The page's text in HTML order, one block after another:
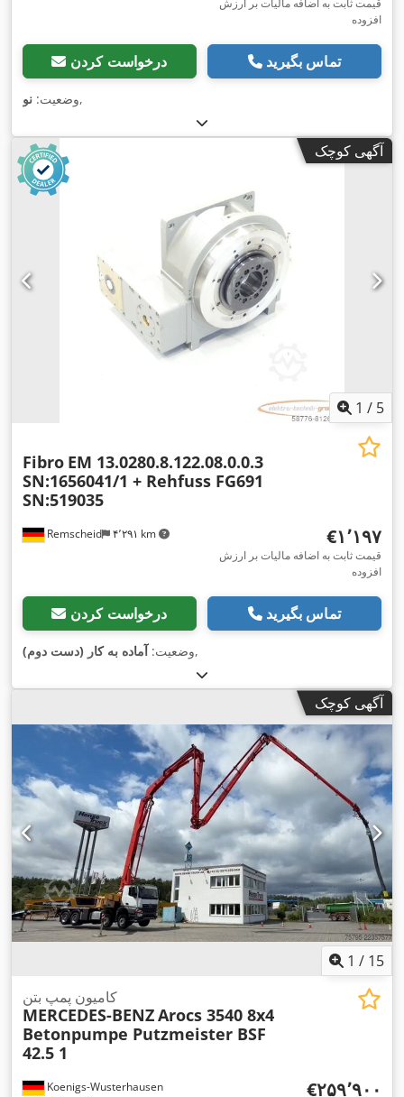
افزوده
درخواست کردن تماس بگیرید
وضعیت: نو ,
آگهی کوچک
1 / 5
Remscheid ۴٬۲۹۱ km
Fibro EM 13.0280.8.122.08.0.0.3
SN:1656041/1 + Rehfuss FG691
SN:519035
‎€۱٬۱۹۷
قیمت ثابت به اضافه مالیات بر ارزش
افزوده
درخواست کردن تماس بگیرید
وضعیت: آماده به کار (دست دوم) ,
آگهی کوچک
1 / 15
Koenigs-Wusterhausen
کامیون پمپ بتن
MERCEDES-BENZArocs 3540 8x4
Betonpumpe Putzmeister BSF
42.5 1
‎€۲۵۹٬۹۰۰